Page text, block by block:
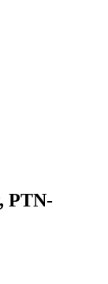
PTN-